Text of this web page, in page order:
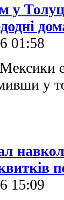
у
01:58
у
15:09